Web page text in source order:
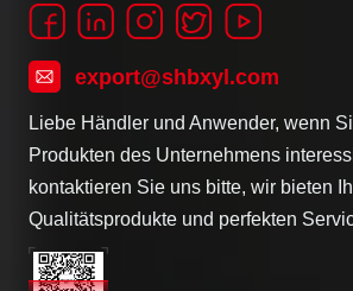
export@shbxyl.com
Liebe Händler und Anwender, wenn
Produkten des Unternehmens
kontaktieren Sie uns bitte, wir bieten
Qualitätsprodukte und perfekten